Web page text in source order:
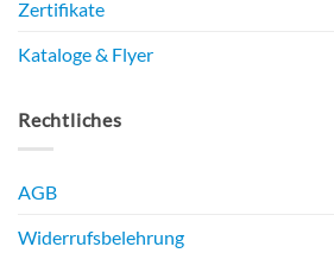
Zertifikate
Kataloge & Flyer
Rechtliches
AGB
Widerrufsbelehrung